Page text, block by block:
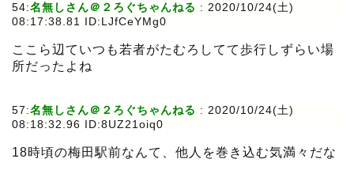
54:名無しさん＠２ろぐちゃんねる : 2020/10/24(土)
08:17:38.81 ID:LJfCeYMg0
ここら辺ていつも若者がたむろしてて歩行しずらい場
所だったよね
57:名無しさん＠２ろぐちゃんねる : 2020/10/24(土)
08:18:32.96 ID:8UZ21oiq0
18時頃の梅田駅前なんて、他人を巻き込む気満々だな